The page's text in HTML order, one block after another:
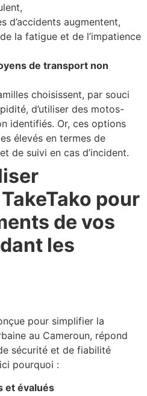
d’accidents augmentent,
la fatigue et de l’impatience
de transport non
choisissent, par souci
d’utiliser des motos-
identifiés. Or, ces options
élevés en termes de
de suivi en cas d’incident.
pour
de vos
les
pour simplifier la
au Cameroun, répond
sécurité et de fiabilité
pourquoi :
et évalués